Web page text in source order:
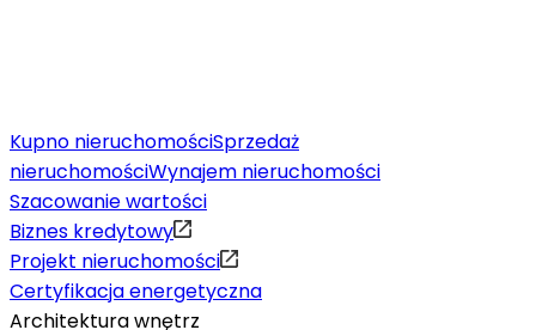
Kupno nieruchomościSprzedaż
nieruchomościWynajem nieruchomości
Szacowanie wartości
Biznes kredytowy
Projekt nieruchomości
Certyfikacja energetyczna
Architektura wnętrz